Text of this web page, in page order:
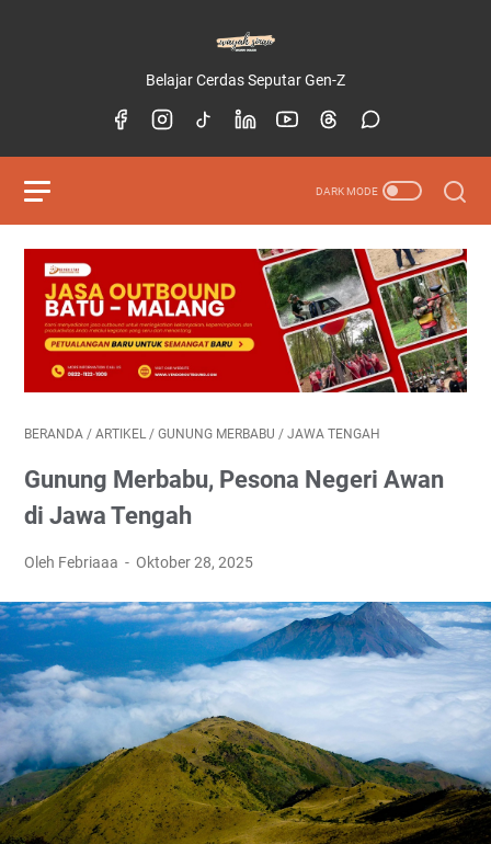
Belajar Cerdas Seputar Gen-Z
BERANDA / ARTIKEL / GUNUNG MERBABU / JAWA TENGAH
Gunung Merbabu, Pesona Negeri Awan
di Jawa Tengah
Oleh Febriaaa Oktober 28, 2025